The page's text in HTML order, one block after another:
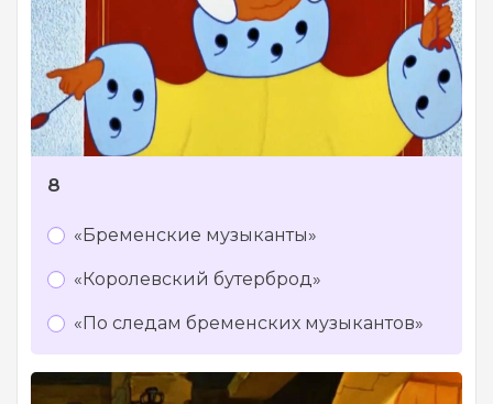
8
«Бременские музыканты»
«Королевский бутерброд»
«По следам бременских музыкантов»